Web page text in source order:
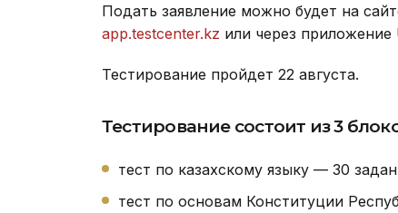
Подать заявление можно будет на
app.testcenter.kz или через приложение
Тестирование пройдет 22 августа.
Тестирование состоит из 3
тест по казахскому языку — 30
тест по основам Конституции